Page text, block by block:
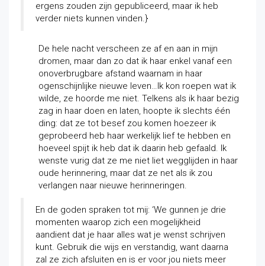
ergens zouden zijn gepubliceerd, maar ik heb
verder niets kunnen vinden.}
De hele nacht verscheen ze af en aan in mijn
dromen, maar dan zo dat ik haar enkel vanaf een
onoverbrugbare afstand waarnam in haar
ogenschijnlijke nieuwe leven…Ik kon roepen wat ik
wilde, ze hoorde me niet. Telkens als ik haar bezig
zag in haar doen en laten, hoopte ik slechts één
ding: dat ze tot besef zou komen hoezeer ik
geprobeerd heb haar werkelijk lief te hebben en
hoeveel spijt ik heb dat ik daarin heb gefaald. Ik
wenste vurig dat ze me niet liet wegglijden in haar
oude herinnering, maar dat ze net als ik zou
verlangen naar nieuwe herinneringen.
En de goden spraken tot mij: ‘We gunnen je drie
momenten waarop zich een mogelijkheid
aandient dat je haar alles wat je wenst schrijven
kunt. Gebruik die wijs en verstandig, want daarna
zal ze zich afsluiten en is er voor jou niets meer